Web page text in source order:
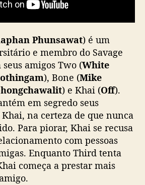
Phunsawat) é um
e membro do Savage
amigos Two (White
), Bone (Mike
) e Khai (Off).
em segredo seus
na certeza de que nunca
Para piorar, Khai se recusa
com pessoas
Enquanto Third tenta
começa a prestar mais